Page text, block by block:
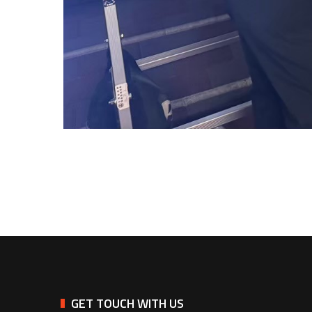
GET TOUCH WITH US